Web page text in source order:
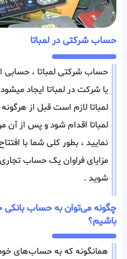
حساب شرکتی در لمباتا
حساب شرکتی لمباتا ،
یا شرکت در لمباتا ایجاد
لمباتا لازم است قبل از
لمباتا اقدام شود و پس از آن
نمایید ، بطور کلی شما با
مزایای فراوان یک حساب
شوید .
چگونه می‌توان به حساب بانکی
باشیم؟
همانگونه که به حساب‌های